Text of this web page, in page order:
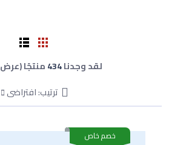
لقد وجدنا434منتجًا (عرض 1 إلى 12)
ترتيب: افتراضى
خصم خاص